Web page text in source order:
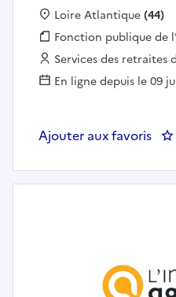
Localisation :
Loire Atlantique(44)
Fonction publique :
Fonction publique de
Employeur :
Services des retraites
En ligne depuis le 09
Ajouter aux favoris :